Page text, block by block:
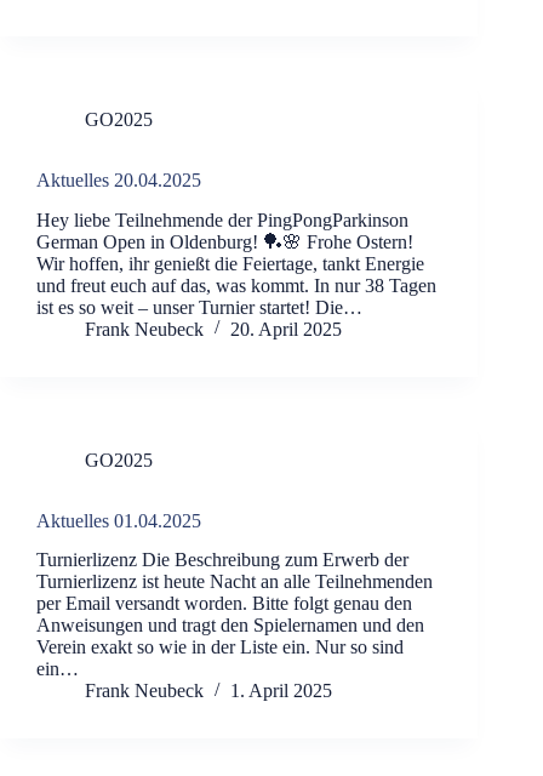
GO2025
Aktuelles 20.04.2025
Hey liebe Teilnehmende der PingPongParkinson
German Open in Oldenburg! 🏓🌸 Frohe Ostern!
Wir hoffen, ihr genießt die Feiertage, tankt Energie
und freut euch auf das, was kommt. In nur 38 Tagen
ist es so weit – unser Turnier startet! Die…
Frank Neubeck
20. April 2025
GO2025
Aktuelles 01.04.2025
Turnierlizenz Die Beschreibung zum Erwerb der
Turnierlizenz ist heute Nacht an alle Teilnehmenden
per Email versandt worden. Bitte folgt genau den
Anweisungen und tragt den Spielernamen und den
Verein exakt so wie in der Liste ein. Nur so sind
ein…
Frank Neubeck
1. April 2025